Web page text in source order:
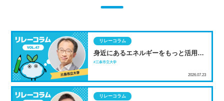
身近にあるエネルギーをもっと活用し
よう！ 雪を使った低温度差スターリン
リレーコラム
2026.07.23
三条市立大学
リレーコラム